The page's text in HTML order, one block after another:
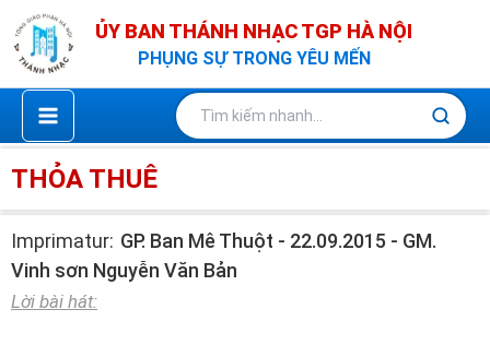
Nhảy
tới
nội
dung
ỦY BAN THÁNH NHẠC TGP HÀ NỘI
PHỤNG SỰ TRONG YÊU MẾN
THỎA THUÊ
Imprimatur: GP. Ban Mê Thuột - 22.09.2015 - GM.
Vinh sơn Nguyễn Văn Bản
Lời bài hát: